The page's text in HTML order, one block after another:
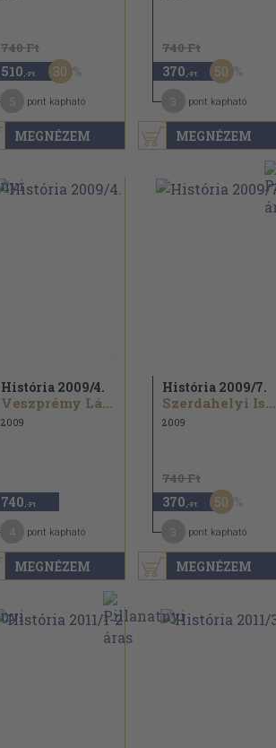
MEGNÉZEM
740 Ft
510 ,-Ft 30
pont kapható
MEGNÉZEM
740 Ft
370 ,-Ft 50
pont kapható
MEGNÉZEM
História 2009/4.
Veszprémy László...
2009
740 ,-Ft
pont kapható
MEGNÉZEM
História 2009/7.
Szerdahelyi István...
2009
740 Ft
370 ,-Ft 50
pont kapható